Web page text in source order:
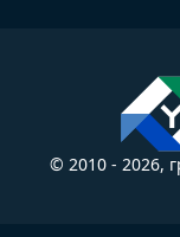
© 2010 - 2026,